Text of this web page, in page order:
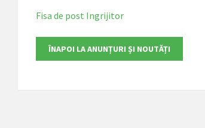
Fisa de post Ingrijitor